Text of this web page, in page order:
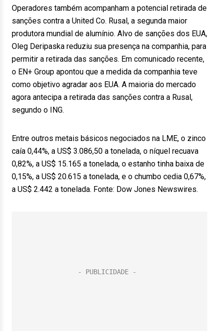
Operadores também acompanham a potencial retirada de
sanções contra a United Co. Rusal, a segunda maior
produtora mundial de alumínio. Alvo de sanções dos EUA,
Oleg Deripaska reduziu sua presença na companhia, para
permitir a retirada das sanções. Em comunicado recente,
o EN+ Group apontou que a medida da companhia teve
como objetivo agradar aos EUA. A maioria do mercado
agora antecipa a retirada das sanções contra a Rusal,
segundo o ING.
Entre outros metais básicos negociados na LME, o zinco
caía 0,44%, a US$ 3.086,50 a tonelada, o níquel recuava
0,82%, a US$ 15.165 a tonelada, o estanho tinha baixa de
0,15%, a US$ 20.615 a tonelada, e o chumbo cedia 0,67%,
a US$ 2.442 a tonelada. Fonte: Dow Jones Newswires.